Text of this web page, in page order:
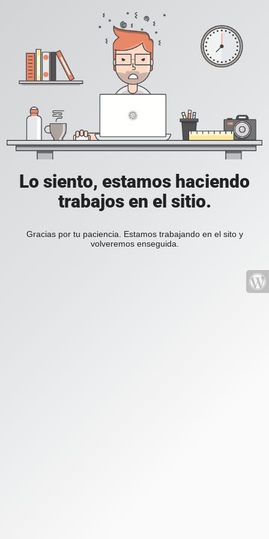
Lo siento, estamos haciendo
trabajos en el sitio.
Gracias por tu paciencia. Estamos trabajando en el sito y
volveremos enseguida.